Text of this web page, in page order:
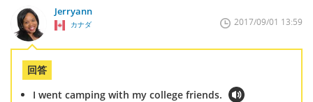
Jerryann
カナダ 2017/09/01 13:59
回答
I went camping with my college friends.